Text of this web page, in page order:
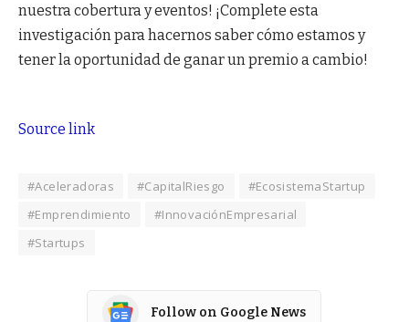
nuestra cobertura y eventos! ¡Complete esta
investigación para hacernos saber cómo estamos y
tener la oportunidad de ganar un premio a cambio!
Source link
#Aceleradoras #CapitalRiesgo
#EcosistemaStartup
#Emprendimiento
#InnovaciónEmpresarial
#Startups
Follow on Google News